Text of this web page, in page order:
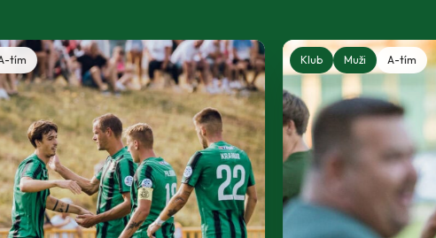
tím Klub Muži A-tím